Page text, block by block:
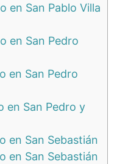
en San Pablo Villa
en San Pedro
en San Pedro
en San Pedro y
en San Sebastián
en San Sebastián